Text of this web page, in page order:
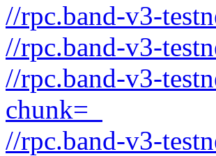
//rpc.band-v3-
//rpc.band-v3-
//rpc.band-v3-
chunk=_
//rpc.band-v3-